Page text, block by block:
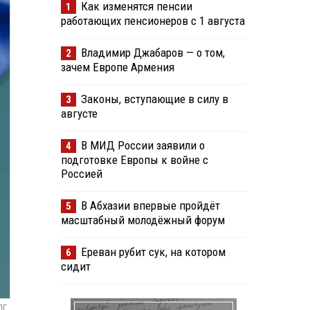
1
Как изменятся пенсии
работающих пенсионеров с 1 августа
2
Владимир Джабаров — о том,
зачем Европе Армения
3
Законы, вступающие в силу в
августе
4
В МИД России заявили о
подготовке Европы к войне с
Россией
5
В Абхазии впервые пройдёт
масштабный молодёжный форум
6
Ереван рубит сук, на котором
сидит